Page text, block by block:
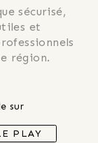
sécurisé,
et
région.
sur
PLAY